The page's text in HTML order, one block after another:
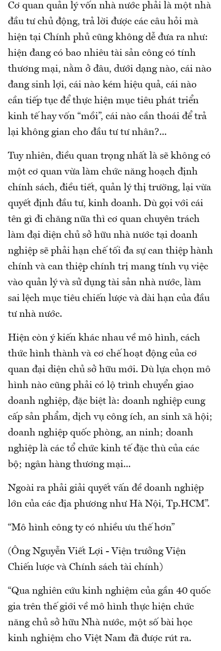
Cơ quan quản lý vốn nhà nước phải là một nhà
đầu tư chủ động, trả lời được các câu hỏi mà
hiện tại Chính phủ cũng không dễ đưa ra như:
hiện đang có bao nhiêu tài sản công có tính
thương mại, nằm ở đâu, dưới dạng nào, cái nào
đang sinh lợi, cái nào kém hiệu quả, cái nào
cần tiếp tục để thực hiện mục tiêu phát triển
kinh tế hay vốn “mồi”, cái nào cần thoái để trả
lại không gian cho đầu tư tư nhân?...
Tuy nhiên, điều quan trọng nhất là sẽ không có
một cơ quan vừa làm chức năng hoạch định
chính sách, điều tiết, quản lý thị trường, lại vừa
quyết định đầu tư, kinh doanh. Dù gọi với cái
tên gì đi chăng nữa thì cơ quan chuyên trách
làm đại diện chủ sở hữu nhà nước tại doanh
nghiệp sẽ phải hạn chế tối đa sự can thiệp hành
chính và can thiệp chính trị mang tính vụ việc
vào quản lý và sử dụng tài sản nhà nước, làm
sai lệch mục tiêu chiến lược và dài hạn của đầu
tư nhà nước.
Hiện còn ý kiến khác nhau về mô hình, cách
thức hình thành và cơ chế hoạt động của cơ
quan đại diện chủ sở hữu mới. Dù lựa chọn mô
hình nào cũng phải có lộ trình chuyển giao
doanh nghiệp, đặc biệt là: doanh nghiệp cung
cấp sản phẩm, dịch vụ công ích, an sinh xã hội;
doanh nghiệp quốc phòng, an ninh; doanh
nghiệp là các tổ chức kinh tế đặc thù của các
bộ; ngân hàng thương mại...
Ngoài ra phải giải quyết vấn đề doanh nghiệp
lớn của các địa phương như Hà Nội, Tp.HCM”.
“Mô hình công ty có nhiều ưu thế hơn”
(Ông Nguyễn Viết Lợi - Viện trưởng Viện
Chiến lược và Chính sách tài chính)
“Qua nghiên cứu kinh nghiệm của gần 40 quốc
gia trên thế giới về mô hình thực hiện chức
năng chủ sở hữu Nhà nước, một số bài học
kinh nghiệm cho Việt Nam đã được rút ra.